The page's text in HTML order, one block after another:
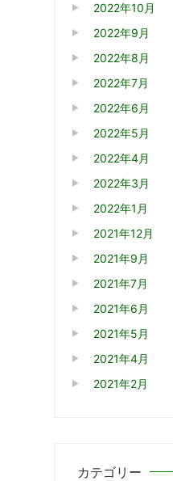
2022年10月
2022年9月
2022年8月
2022年7月
2022年6月
2022年5月
2022年4月
2022年3月
2022年1月
2021年12月
2021年9月
2021年7月
2021年6月
2021年5月
2021年4月
2021年2月
カテゴリー